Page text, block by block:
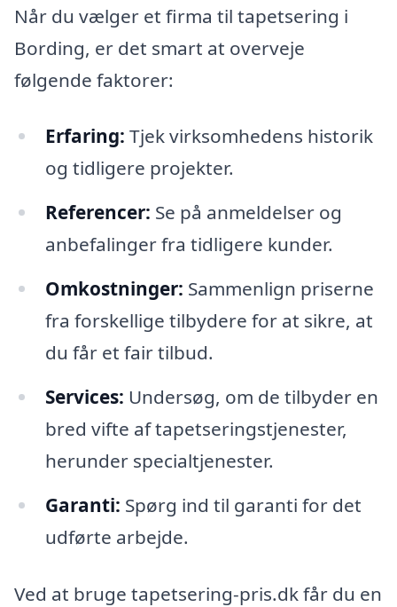
Når du vælger et firma til tapetsering i
Bording, er det smart at overveje
følgende faktorer:
Erfaring: Tjek virksomhedens historik
og tidligere projekter.
Referencer: Se på anmeldelser og
anbefalinger fra tidligere kunder.
Omkostninger: Sammenlign priserne
fra forskellige tilbydere for at sikre, at
du får et fair tilbud.
Services: Undersøg, om de tilbyder en
bred vifte af tapetseringstjenester,
herunder specialtjenester.
Garanti: Spørg ind til garanti for det
udførte arbejde.
Ved at bruge tapetsering-pris.dk får du en